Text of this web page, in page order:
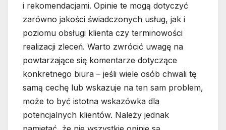
i rekomendacjami. Opinie te mogą dotyczyć
zarówno jakości świadczonych usług, jak i
poziomu obsługi klienta czy terminowości
realizacji zleceń. Warto zwrócić uwagę na
powtarzające się komentarze dotyczące
konkretnego biura – jeśli wiele osób chwali tę
samą cechę lub wskazuje na ten sam problem,
może to być istotna wskazówka dla
potencjalnych klientów. Należy jednak